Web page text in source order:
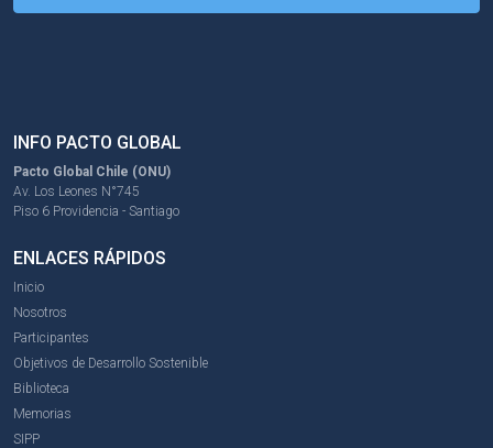
INFO PACTO GLOBAL
Pacto Global Chile (ONU)
Av. Los Leones N°745
Piso 6 Providencia - Santiago
ENLACES RÁPIDOS
Inicio
Nosotros
Participantes
Objetivos de Desarrollo Sostenible
Biblioteca
Memorias
SIPP